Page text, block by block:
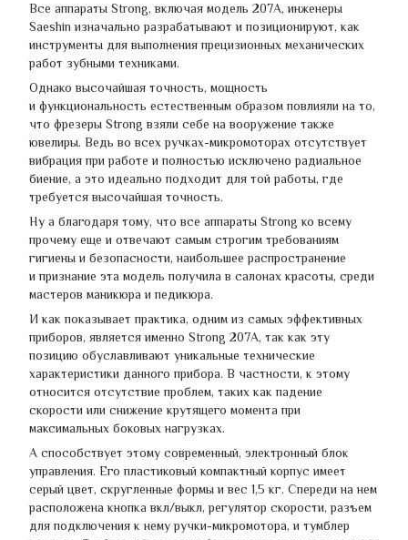
Все аппараты Strong, включая модель 207А, инженеры
Saeshin изначально разрабатывают и позиционируют, как
инструменты для выполнения прецизионных механических
работ зубными техниками.
Однако высочайшая точность, мощность
и функциональность естественным образом повлияли на то,
что фрезеры Strong взяли себе на вооружение также
ювелиры. Ведь во всех ручках-микромоторах отсутствует
вибрация при работе и полностью исключено радиальное
биение, а это идеально подходит для той работы, где
требуется высочайшая точность.
Ну а благодаря тому, что все аппараты Strong ко всему
прочему еще и отвечают самым строгим требованиям
гигиены и безопасности, наибольшее распространение
и признание эта модель получила в салонах красоты, среди
мастеров маникюра и педикюра.
И как показывает практика, одним из самых эффективных
приборов, является именно Strong 207А, так как эту
позицию обуславливают уникальные технические
характеристики данного прибора. В частности, к этому
относится отсутствие проблем, таких как падение
скорости или снижение крутящего момента при
максимальных боковых нагрузках.
А способствует этому современный, электронный блок
управления. Его пластиковый компактный корпус имеет
серый цвет, скругленные формы и вес 1,5 кг. Спереди на нем
расположена кнопка вкл/выкл, регулятор скорости, разъем
для подключения к нему ручки-микромотора, и тумблер